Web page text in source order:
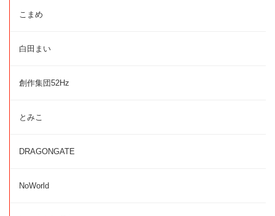
こまめ
白田まい
創作集団52Hz
とみこ
DRAGONGATE
NoWorld